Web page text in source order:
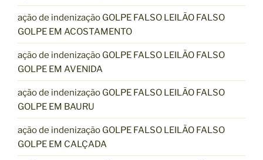
ação de indenização GOLPE FALSO LEILÃO FALSO
GOLPE EM ACOSTAMENTO
ação de indenização GOLPE FALSO LEILÃO FALSO
GOLPE EM AVENIDA
ação de indenização GOLPE FALSO LEILÃO FALSO
GOLPE EM BAURU
ação de indenização GOLPE FALSO LEILÃO FALSO
GOLPE EM CALÇADA